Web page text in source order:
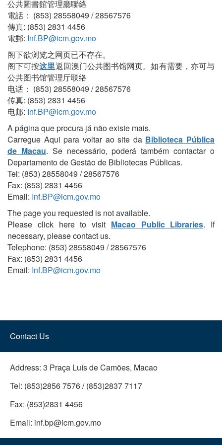
公共圖書館管理廳聯絡
電話： (853) 28558049 / 28567576
傳真: (853) 2831 4456
電郵: Inf.BP@icm.gov.mo
阁下欲浏览之网页已不存在。
阁下可按这里返回澳门公共图书馆网页。如有需要，亦可与
公共图书馆管理厅联络
电话： (853) 28558049 / 28567576
传真: (853) 2831 4456
电邮: Inf.BP@icm.gov.mo
A página que procura já não existe mais.
Carregue Aqui para voltar ao site da Biblioteca Pública
de Macau. Se necessário, poderá também contactar o
Departamento de Gestão de Bibliotecas Públicas.
Tel: (853) 28558049 / 28567576
Fax: (853) 2831 4456
Email: Inf.BP@icm.gov.mo
The page you requested is not available.
Please click here to visit Macao Public Libraries. If
necessary, please contact us.
Telephone: (853) 28558049 / 28567576
Fax: (853) 2831 4456
Email: Inf.BP@icm.gov.mo
Contact Us
Address: 3 Praça Luís de Camões, Macao
Tel: (853)2856 7576 / (853)2837 7117
Fax: (853)2831 4456
Email: inf.bp@icm.gov.mo